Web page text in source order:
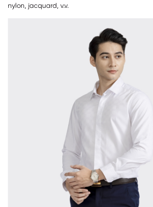
nylon, jacquard, v.v.